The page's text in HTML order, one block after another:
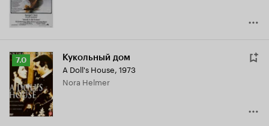
Рейтинг
Кинопоиска
7.0
7.0 Кукольный дом
A Doll's House, 1973
Nora Helmer